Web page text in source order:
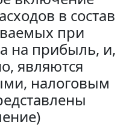
в состав
при
на прибыль, и,
являются
налоговым